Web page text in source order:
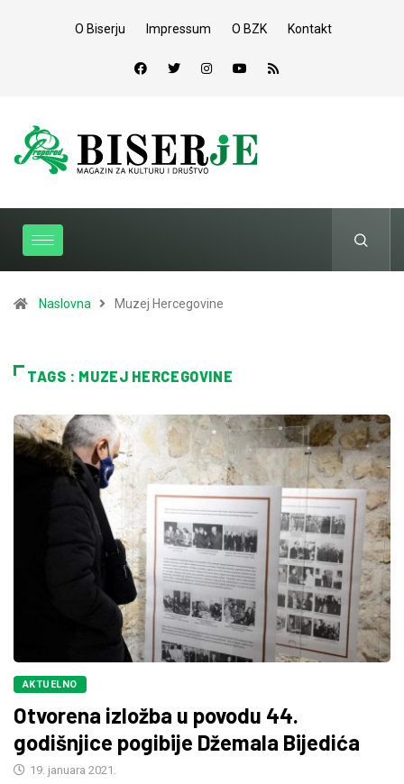
O Biserju Impressum O BZK Kontakt
Naslovna Muzej Hercegovine
TAGS : MUZEJ HERCEGOVINE
AKTUELNO
Otvorena izložba u povodu 44.
godišnjice pogibije Džemala Bijedića
19. januara 2021.